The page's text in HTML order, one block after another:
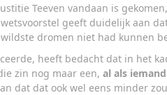
Teeven vandaan is
geeft duidelijk aan
dromen niet had kunnen
heeft bedacht dat in het
zin nog maar een, al als
dat dat ook wel eens minder